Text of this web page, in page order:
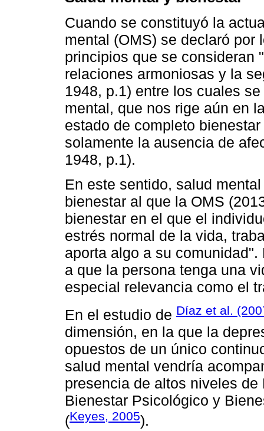
Cuando se constituyó la
mental (OMS) se declaró
principios que se consideran
relaciones armoniosas y la
1948, p.1) entre los cuales
mental, que nos rige aún en
estado de completo
solamente la ausencia de
1948, p.1).
En este sentido, salud
bienestar al que la OMS
bienestar en el que el
estrés normal de la vida,
aporta algo a su
a que la persona tenga una
especial relevancia como el
En el estudio de Díaz et al.
dimensión, en la que la
opuestos de un único
salud mental vendría
presencia de altos niveles
Bienestar Psicológico y
(Keyes, 2005).